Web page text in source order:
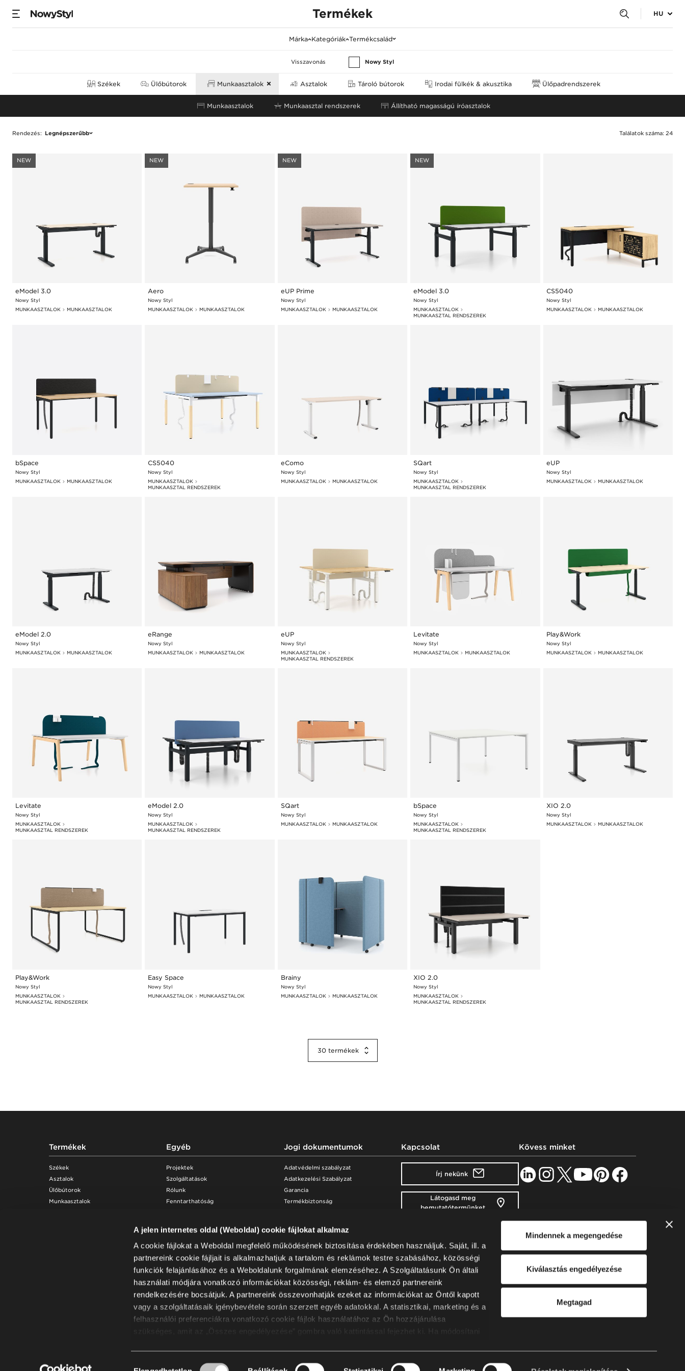
A jelen internetes oldal (Weboldal) cookie fájlokat alkalmaz
A cookie fájlokat a Weboldal megfelelő működésének biztosítása érdekében használjuk. Saját, ill. a
partnereink cookie fájljait is alkalmazhatjuk a tartalom és reklámok testre szabásához, közösségi
funkciók felajánlásához és a Weboldalunk forgalmának elemzéséhez. A Szolgáltatásunk Ön általi
használati módjára vonatkozó információkat közösségi, reklám- és elemző partnereink
rendelkezésére bocsátjuk. A partnereink összevonhatják ezeket az információkat az Öntől kapott
vagy a szolgáltatásaik igénybevétele során szerzett egyéb adatokkal. A statisztikai, marketing és a
felhasználói preferenciákra vonatkozó cookie fájlok használatához az Ön hozzájárulása
szükséges, amit az „Összes engedélyezése” gombra való kattintással fejezhet ki. Ha módosítani
használata a fenti célokból az Ön személyes adatainak kezelésével kapcsolatos. Az Ön
Mindennek a megengedése
Kiválasztás engedélyezése
Megtagad
Termékek HU
Márka Kategóriák Termékcsalád
Visszavonás Nowy Styl
Székek Ülőbútorok Munkaasztalok Asztalok Tároló bútorok Irodai fülkék & akusztika Ülőpadrendszerek
Munkaasztalok Munkaasztal rendszerek Állítható magasságú íróasztalok
Rendezés: Legnépszerűbb Találatok száma: 24
NEW
eModel 3.0
Nowy Styl
MUNKAASZTALOK
MUNKAASZTALOK
NEW
Aero
Nowy Styl
MUNKAASZTALOK
MUNKAASZTALOK
NEW
eUP Prime
Nowy Styl
MUNKAASZTALOK
MUNKAASZTALOK
NEW
eModel 3.0
Nowy Styl
MUNKAASZTALOK
MUNKAASZTAL RENDSZEREK
CS5040
Nowy Styl
MUNKAASZTALOK
MUNKAASZTALOK
bSpace
Nowy Styl
MUNKAASZTALOK
MUNKAASZTALOK
CS5040
Nowy Styl
MUNKAASZTALOK
MUNKAASZTAL RENDSZEREK
eComo
Nowy Styl
MUNKAASZTALOK
MUNKAASZTALOK
SQart
Nowy Styl
MUNKAASZTALOK
MUNKAASZTAL RENDSZEREK
eUP
Nowy Styl
MUNKAASZTALOK
MUNKAASZTALOK
eModel 2.0
Nowy Styl
MUNKAASZTALOK
MUNKAASZTALOK
eRange
Nowy Styl
MUNKAASZTALOK
MUNKAASZTALOK
eUP
Nowy Styl
MUNKAASZTALOK
MUNKAASZTAL RENDSZEREK
Levitate
Nowy Styl
MUNKAASZTALOK
MUNKAASZTALOK
Play&Work
Nowy Styl
MUNKAASZTALOK
MUNKAASZTALOK
Levitate
Nowy Styl
MUNKAASZTALOK
MUNKAASZTAL RENDSZEREK
eModel 2.0
Nowy Styl
MUNKAASZTALOK
MUNKAASZTAL RENDSZEREK
SQart
Nowy Styl
MUNKAASZTALOK
MUNKAASZTALOK
bSpace
Nowy Styl
MUNKAASZTALOK
MUNKAASZTAL RENDSZEREK
XIO 2.0
Nowy Styl
MUNKAASZTALOK
MUNKAASZTALOK
Play&Work
Nowy Styl
MUNKAASZTALOK
MUNKAASZTAL RENDSZEREK
Easy Space
Nowy Styl
MUNKAASZTALOK
MUNKAASZTALOK
Brainy
Nowy Styl
MUNKAASZTALOK
MUNKAASZTALOK
XIO 2.0
Nowy Styl
MUNKAASZTALOK
MUNKAASZTAL RENDSZEREK
30 termékek
Termékek
Székek
Asztalok
Ülőbútorok
Munkaasztalok
Egyéb
Projektek
Szolgáltatások
Rólunk
Fenntarthatóság
Karrier
Használati és karbantartási útmutató
Jogi dokumentumok
Adatvédelmi szabályzat
Adatkezelési Szabályzat
Garancia
Termékbiztonság
Kapcsolat
Írj nekünk
Látogasd meg
bemutatótermünket
Nowy Styl Hungary Zrt.
Váci út 116-118, Agora Tower 1 10.
emelet
1133 Budapest, Magyarország
+36 26 503 100
info.hu@nowystyl.com
Adószám: 12561791-2-41
Kövess minket